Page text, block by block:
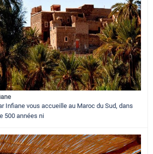
Infiane vous accueille au Maroc du Sud, dans
500 années ni